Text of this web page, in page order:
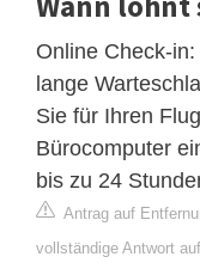
Online Check-
lange
Sie für Ihren
Bürocomputer
bis zu 24
Antrag auf
vollständige Antwort